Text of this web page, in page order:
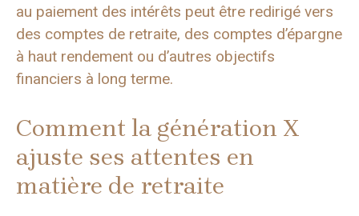
au paiement des intérêts peut être redirigé vers
des comptes de retraite, des comptes d’épargne
à haut rendement ou d’autres objectifs
financiers à long terme.
Comment la génération X
ajuste ses attentes en
matière de retraite